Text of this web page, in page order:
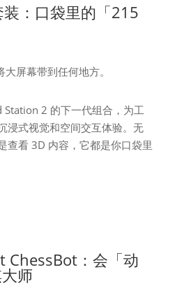
：口袋里的「215
屏幕带到任何地方。
2 的下一代组合，为工
浸式视觉和空间交互体验。无
查看 3D 内容，它都是你口袋里
ChessBot：会「动
师